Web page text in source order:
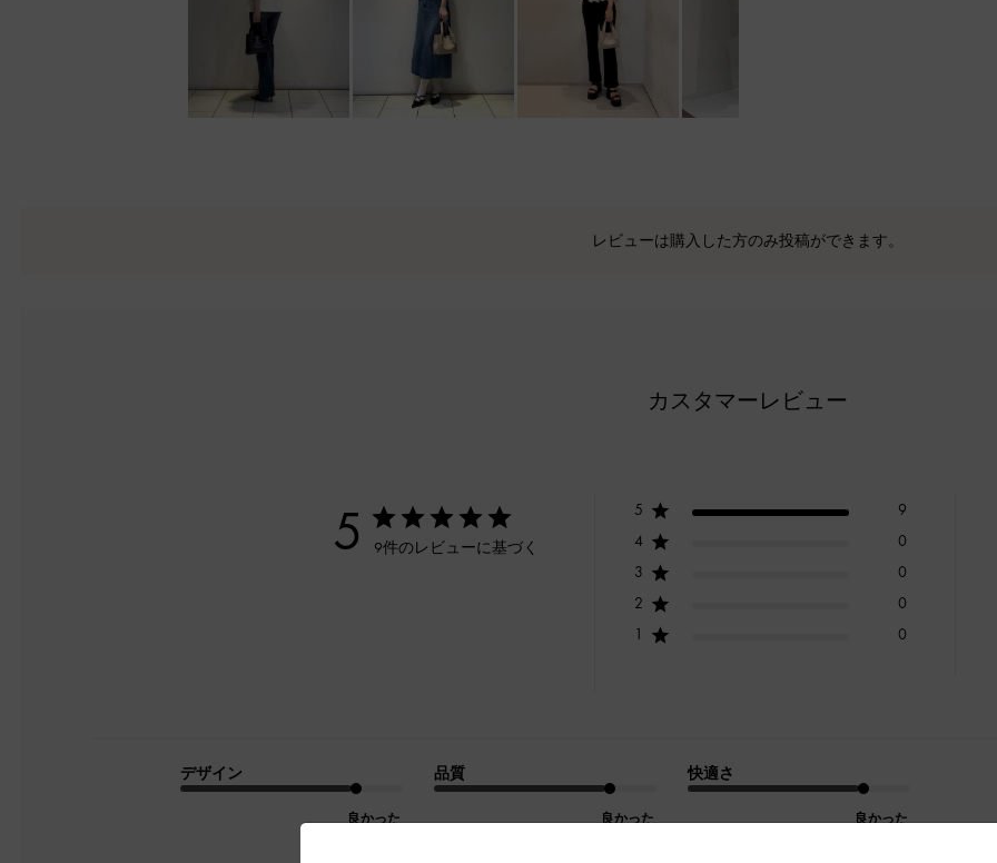
レビューは購入した方のみ投稿ができます。
カスタマーレビュー
5 9件のレビューに基づく
5
9
4
0
3
0
2
0
1
0
デザイン
良かった
品質
良かった
快適さ
良かった